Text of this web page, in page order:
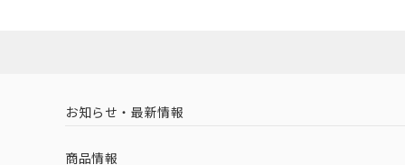
お知らせ・最新情報
商品情報